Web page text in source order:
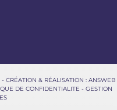
CRÉATION & RÉALISATION : ANSWEB
DE CONFIDENTIALITE - GESTION